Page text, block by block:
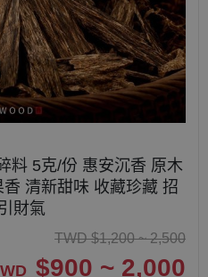
料 5克/份 惠安沉香 原木
清新甜味 收藏珍藏 招
財氣
TWD $1,200 ~ 2,500
$900 ~ 2,000